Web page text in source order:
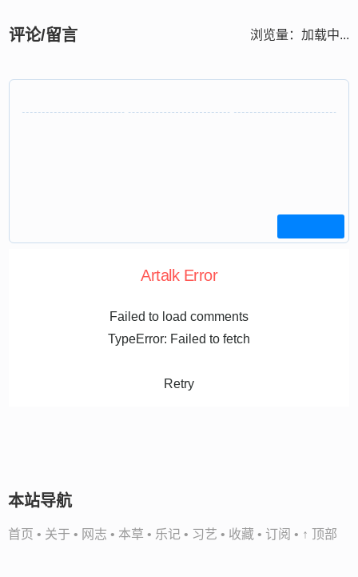
评论/留言 浏览量： 加载中...
Artalk Error
Failed to load comments
TypeError: Failed to fetch
Retry
本站导航
首页 • 关于 • 网志 • 本草 • 乐记 • 习艺 • 收藏 • 订阅 • ↑ 顶部